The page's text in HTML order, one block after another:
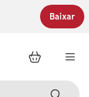
Baixar